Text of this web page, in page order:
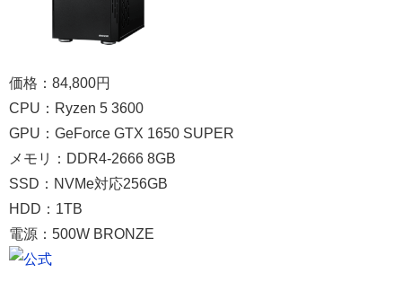
価格：84,800円
CPU：Ryzen 5 3600
GPU：GeForce GTX 1650 SUPER
メモリ：DDR4-2666 8GB
SSD：NVMe対応256GB
HDD：1TB
電源：500W BRONZE